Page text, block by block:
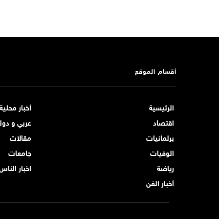
أقسام الموقع
الرئيسية
أخبار
اقتصاد
عربي و
برلمانيات
مقالات
الوفيات
جامعات
رياضة
اخبار
أخبار الفن